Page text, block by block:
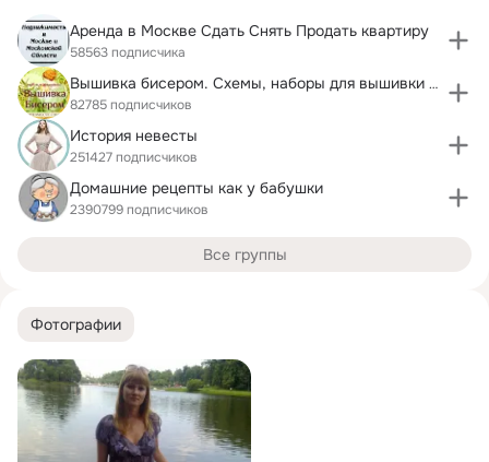
Фотографии
Аренда в Москве Сдать Снять Продать квартиру
58563 подписчика
Вышивка бисером. Схемы, наборы для вышивки бисером
82785 подписчиков
История невесты
251427 подписчиков
Домашние рецепты как у бабушки
2390799 подписчиков
Все группы